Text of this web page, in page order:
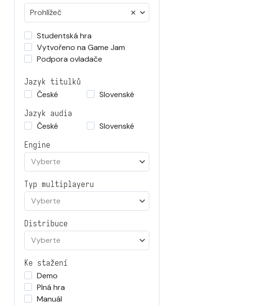
Prohlížeč
Studentská hra
Vytvořeno na Game Jam
Podpora ovladače
Jazyk titulků
České
Slovenské
Jazyk audia
České
Slovenské
Engine
Vyberte
Typ multiplayeru
Vyberte
Distribuce
Vyberte
Ke stažení
Demo
Plná hra
Manuál